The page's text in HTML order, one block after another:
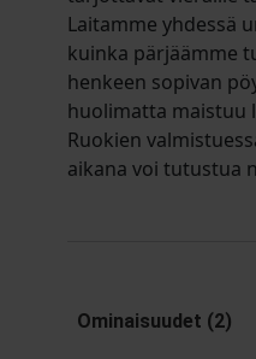
Laitamme yhdessä
kuinka pärjäämme
henkeen sopivan
huolimatta maistuu
Ruokien
aikana voi tutustua
Ominaisuudet (2)